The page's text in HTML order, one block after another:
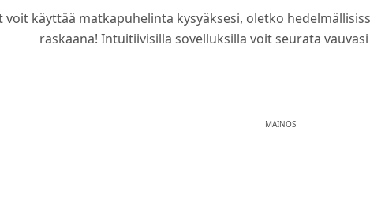
voit käyttää matkapuhelinta kysyäksesi, oletko
raskaana! Intuitiivisilla sovelluksilla voit seurata
MAINOS